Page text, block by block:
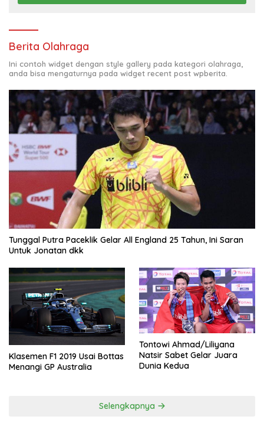
Berita Olahraga
Ini contoh widget dengan style gallery pada kategori olahraga,
anda bisa mengaturnya pada widget recent post wpberita.
Tunggal Putra Paceklik Gelar All England 25 Tahun, Ini Saran
Untuk Jonatan dkk
Klasemen F1 2019 Usai Bottas
Menangi GP Australia
Tontowi Ahmad/Liliyana
Natsir Sabet Gelar Juara
Dunia Kedua
Selengkapnya